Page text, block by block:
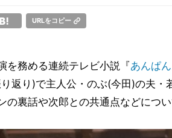
URLをコピー
を務める連続テレビ小説『あんぱん
返り)で主人公・のぶ(今田)の夫・
の裏話や次郎との共通点などについ